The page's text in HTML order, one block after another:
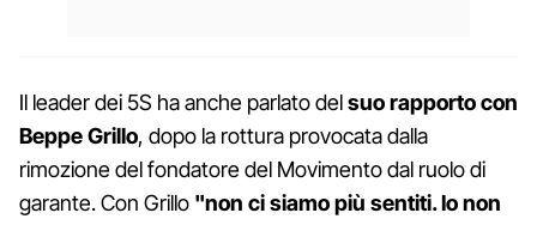
Il leader dei 5S ha anche parlato delsuo rapporto con
Beppe Grillo, dopo la rottura provocata dalla
rimozione del fondatore del Movimento dal ruolo di
garante. Con Grillo "non ci siamo più sentiti. Io non